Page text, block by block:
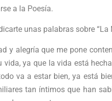
a la Poesía.
unas palabras sobre
y alegría que me pone
vida, ya que la vida está
va a estar bien, ya está
tan íntimos que han